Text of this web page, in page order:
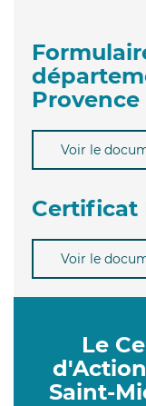
Provence
Voir le
Certificat
Voir le
Le
Saint-